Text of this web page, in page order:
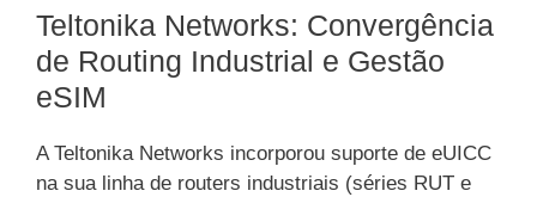
Teltonika Networks: Convergência
de Routing Industrial e Gestão
eSIM
A Teltonika Networks incorporou suporte de eUICC
na sua linha de routers industriais (séries RUT e